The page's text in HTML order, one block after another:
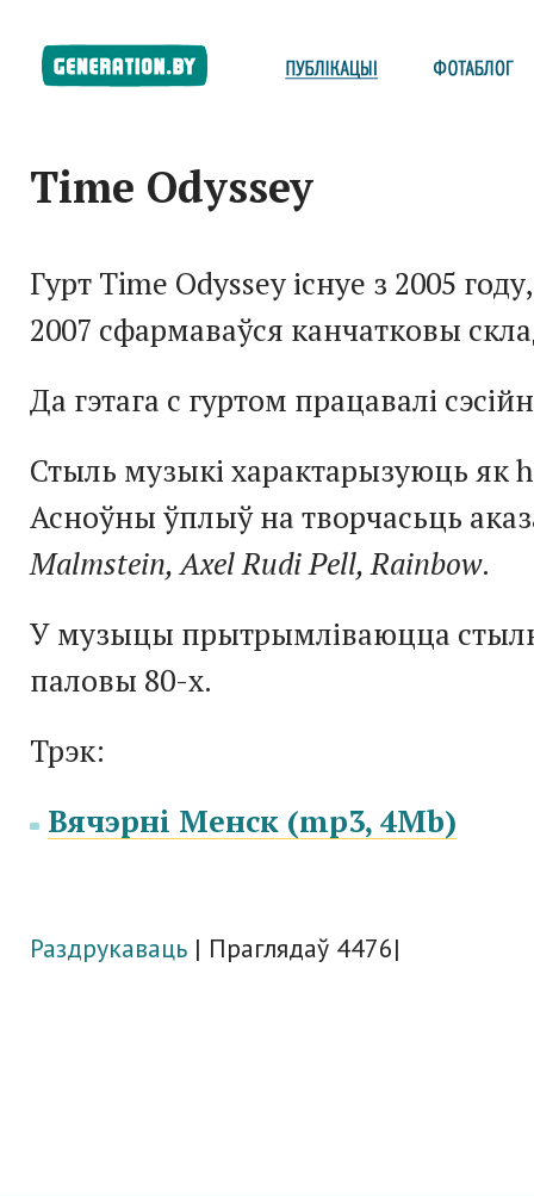
Time Odyssey
Гурт Time Odyssey існуе з 2005
2007 сфармаваўся канчатковы
Да гэтага с гуртом працавалі
Стыль музыкі характарызуюць як
Асноўны ўплыў на творчасьць
Malmstein, Axel Rudi Pell, Rainbow.
У музыцы прытрымліваюцца
паловы 80-х.
Трэк:
Вячэрні Менск (mp3, 4Mb)
Раздрукаваць | Праглядаў 4476|